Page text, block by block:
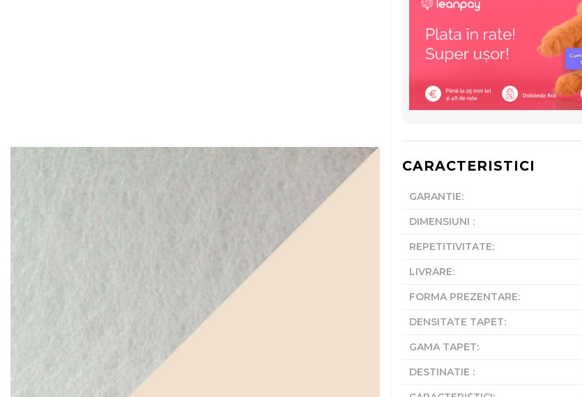
CARACTERISTICI
GARANTIE:
DIMENSIUNI :
REPETITIVITATE:
LIVRARE:
FORMA PREZENTARE:
DENSITATE TAPET:
GAMA TAPET:
DESTINATIE :